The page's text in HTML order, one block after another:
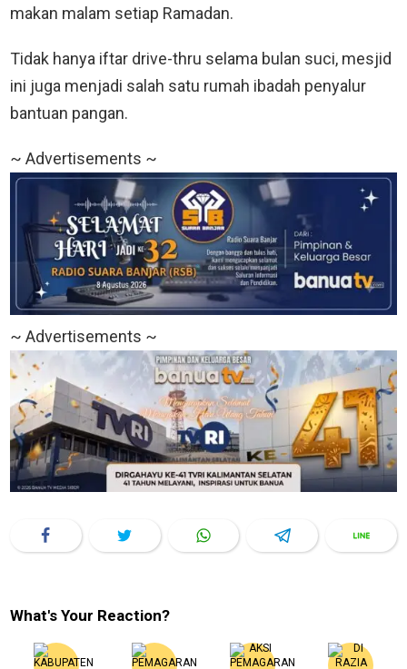
makan malam setiap Ramadan.
Tidak hanya iftar drive-thru selama bulan suci, mesjid
ini juga menjadi salah satu rumah ibadah penyalur
bantuan pangan.
~ Advertisements ~
~ Advertisements ~
What's Your Reaction?